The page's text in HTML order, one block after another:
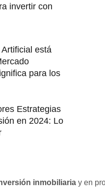
invertir con
está
para los
Estrategias
en 2024: Lo
inmobiliaria y en